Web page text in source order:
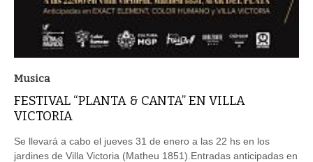
Musica
FESTIVAL “PLANTA & CANTA” EN VILLA
VICTORIA
Se llevará a cabo el jueves 31 de enero a las 22 hs en los
jardines de Villa Victoria (Matheu 1851).Entradas anticipadas en